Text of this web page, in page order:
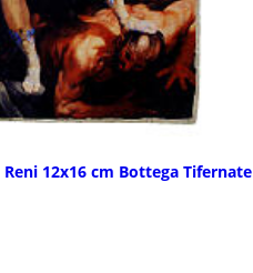
12x16 cm Bottega Tifernate